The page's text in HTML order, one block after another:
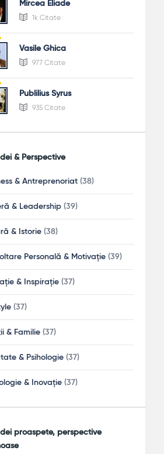
Mircea Eliade
1k Citate
Vasile Ghica
977 Citate
Publilius Syrus
935 Citate
Idei & Perspective
& Antreprenoriat (38)
& Leadership (39)
& Istorie (38)
Personală & Motivație (39)
& Inspirație (37)
(37)
& Familie (37)
& Psihologie (37)
& Inovație (37)
Idei proaspete, perspective